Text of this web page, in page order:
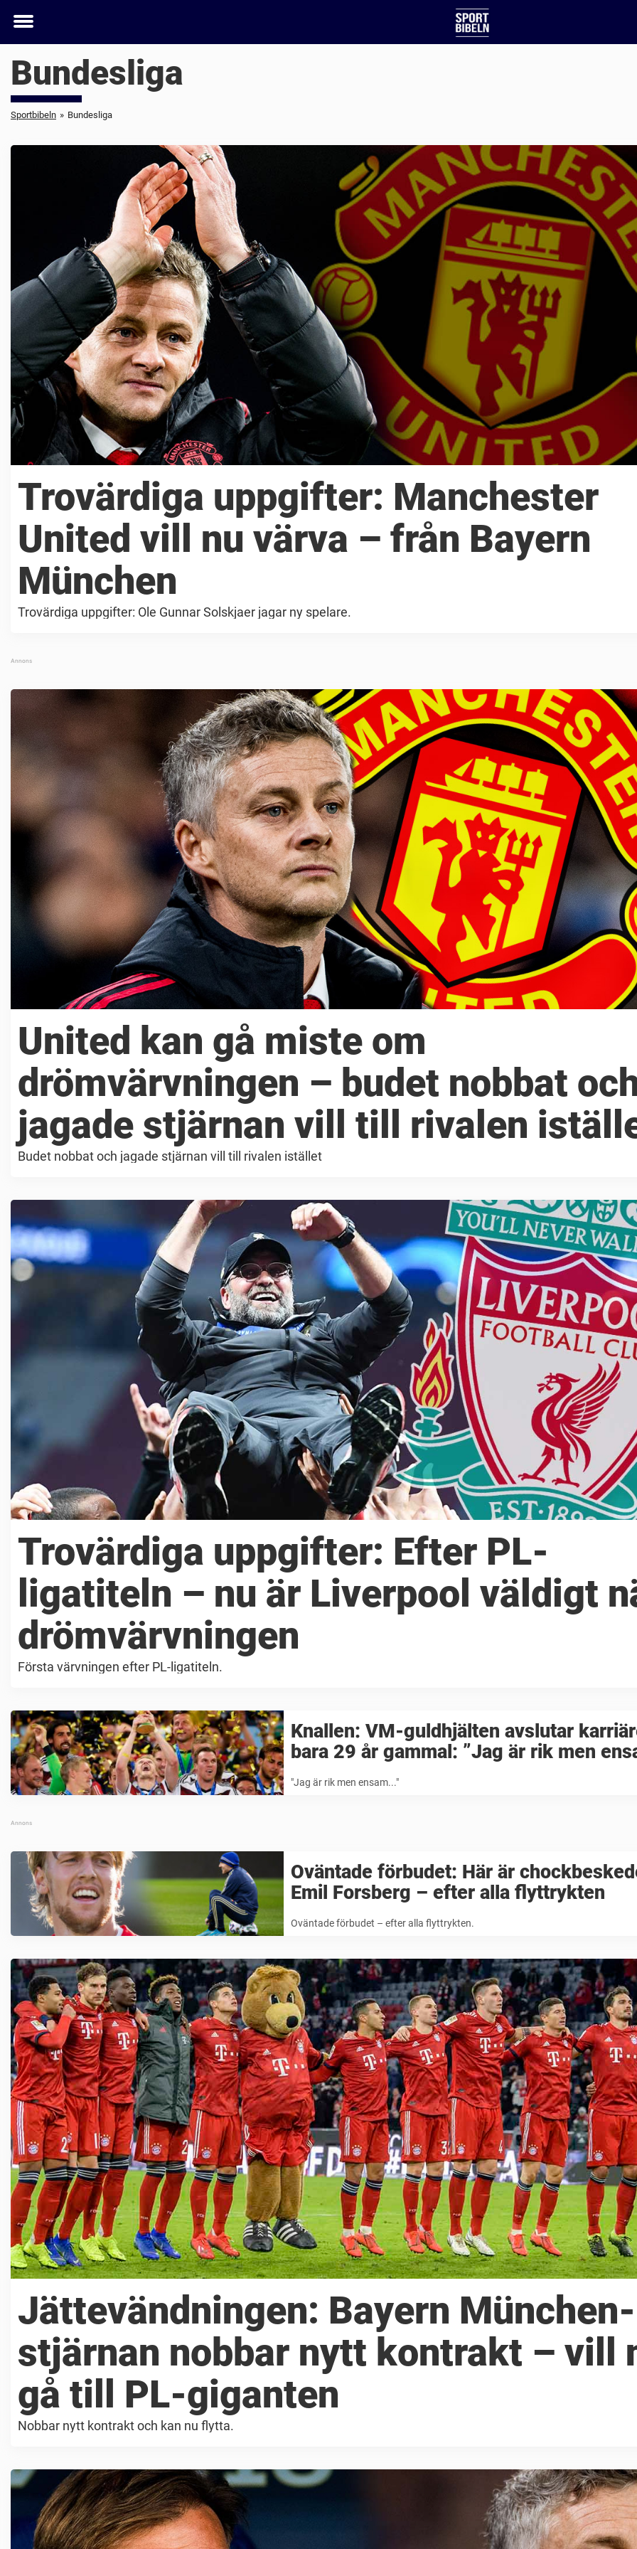
Toggle
Bundesliga
Sportbibeln » Bundesliga
Trovärdiga uppgifter: Manchester
United vill nu värva – från Bayern
München
Trovärdiga uppgifter: Ole Gunnar Solskjaer jagar ny spelare.
United kan gå miste om
drömvärvningen – budet nobbat
jagade stjärnan vill till rivalen
Budet nobbat och jagade stjärnan vill till rivalen istället
Trovärdiga uppgifter: Efter PL-
ligatiteln – nu är Liverpool väldigt
drömvärvningen
Första värvningen efter PL-ligatiteln.
Knallen: VM-guldhjälten avslutar
bara 29 år gammal: ”Jag är rik men
"Jag är rik men ensam..."
Oväntade förbudet: Här är
Emil Forsberg – efter alla flyttrykten
Oväntade förbudet – efter alla flyttrykten.
Jättevändningen: Bayern München-
stjärnan nobbar nytt kontrakt – vill
gå till PL-giganten
Nobbar nytt kontrakt och kan nu flytta.